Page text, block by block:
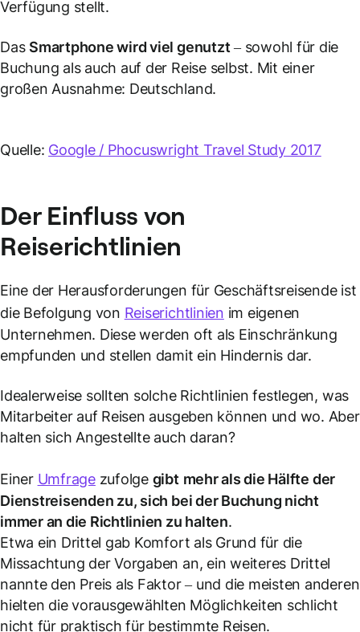
Verfügung stellt.
DasSmartphone wird viel genutzt– sowohl für die
Buchung als auch auf der Reise selbst. Mit einer
großen Ausnahme: Deutschland.
Quelle: Google / Phocuswright Travel Study 2017
Der Einfluss von
Reiserichtlinien
Eine der Herausforderungen für Geschäftsreisende ist
die Befolgung von Reiserichtlinien im eigenen
Unternehmen. Diese werden oft als Einschränkung
empfunden und stellen damit ein Hindernis dar.
Idealerweise sollten solche Richtlinien festlegen, was
Mitarbeiter auf Reisen ausgeben können und wo. Aber
halten sich Angestellte auch daran?
Einer Umfragezufolge gibt mehr als die Hälfte der
Dienstreisenden zu, sich bei der Buchung nicht
immer an die Richtlinien zu halten.
Etwa ein Drittel gab Komfort als Grund für die
Missachtung der Vorgaben an, ein weiteres Drittel
nannte den Preis als Faktor – und die meisten anderen
hielten die vorausgewählten Möglichkeiten schlicht
nicht für praktisch für bestimmte Reisen.